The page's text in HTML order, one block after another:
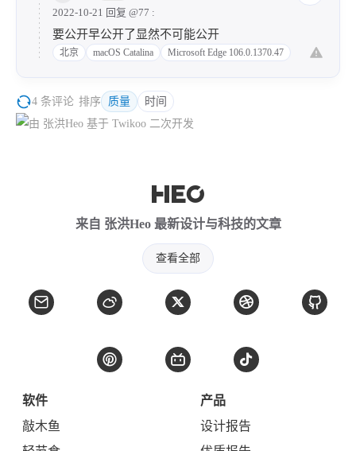
2022-10-21 回复 @77 :
要公开早公开了显然不可能公开
北京 macOS Catalina Microsoft Edge 106.0.1370.47
4 条评论 排序 质量 时间
来自 张洪Heo 最新设计与科技的文章
查看全部
软件
敲木鱼
产品
设计报告